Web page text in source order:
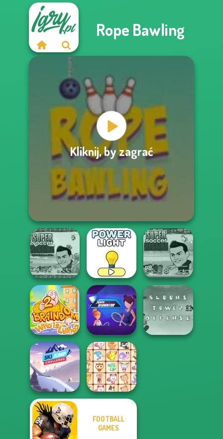
Rope Bawling
Kliknij, by zagrać
Super Soccer
Noggins
Christmas
Power Light
Super Soccer
Noggins
Braindom 2:
Who is Lying?
Power
Badminton
Ski Jump
Challenge
FOOTBALL
GAMES